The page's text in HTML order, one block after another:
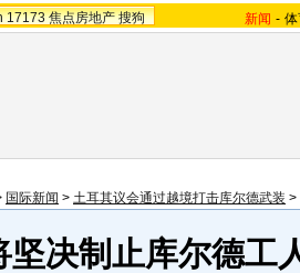
17173 焦点房地产 搜狗 新闻 -
国际新闻 > 土耳其议会通过越境打击库尔德武装 >
坚决制止库尔德工